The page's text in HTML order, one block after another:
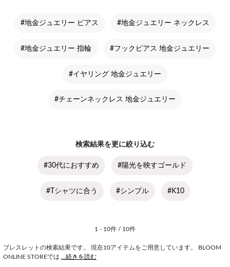
#地金ジュエリー ピアス #地金ジュエリー ネックレス
#地金ジュエリー 指輪 #フックピアス 地金ジュエリー
#イヤリング 地金ジュエリー
#チェーンネックレス 地金ジュエリー
検索結果を更に絞り込む
#30代におすすめ #陽光を映すゴールド
#Tシャツに合う #シンプル #K10
1 - 10件 / 10件
ブレスレットの検索結果です。 現在10アイテムをご用意しています。 BLOOM
ONLINE STOREでは ...続きを読む